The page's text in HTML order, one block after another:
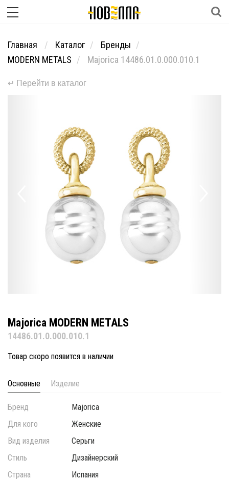
Главная Каталог
Бренды
MODERN METALS
Majorica 14486.01.0.000.010.1
↵ Перейти в каталог
Majorica MODERN METALS
14486.01.0.000.010.1
Товар скоро появится в наличии
Основные Изделие
Бренд
Majorica
Для кого
Женские
Вид изделия
Серьги
Стиль
Дизайнерский
Страна
Испания